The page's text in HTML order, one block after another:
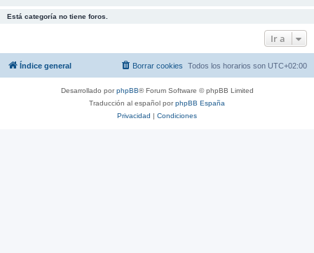
Está categoría no tiene foros.
Ir a
Índice general Todos los horarios son UTC+02:00
Borrar cookies
Desarrollado porphpBB® Forum Software © phpBB Limited
Traducción al español porphpBB España
Privacidad | Condiciones